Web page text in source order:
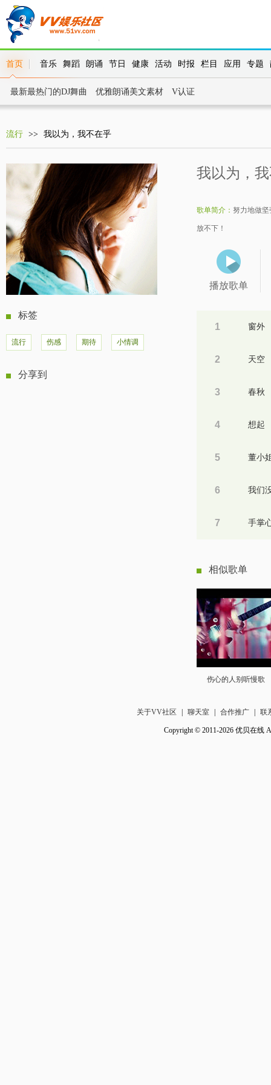
首页 音乐 舞蹈 朗诵 节日 健康 活动 时报 栏目 应用 专题
最新最热门的DJ舞曲 优雅朗诵美文素材 V认证
流行 >> 我以为，我不在乎
标签
流行 伤感 期待 小情调
分享到
我以为，
歌单简介： 努力地做
放不下！
播放歌单
1 窗外
2 天空
3 春秋
4 想起
5 董小
6 我们
7 手掌
相似歌单
伤心的人别听慢歌
关于VV社区 聊天室 合作推广 联
Copyright © 2011-2026 优贝在线